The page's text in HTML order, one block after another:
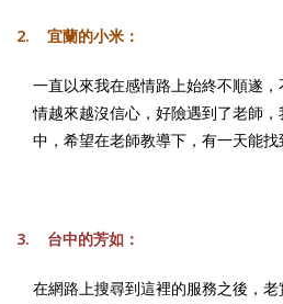
2.宜蘭的小米：
一直以來我在感情路上始終不順遂
情越來越沒信心，好險遇到了老師
中，希望在老師教導下，有一天能找
3. 台中的芳如：
在網路上搜尋到這裡的服務之後，